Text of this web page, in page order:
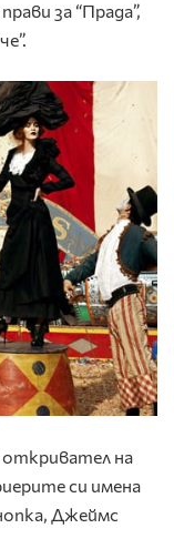
за “Прада”,
на
си имена
Джеймс